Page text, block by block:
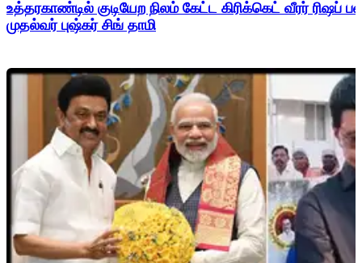
உத்தரகாண்டில் குடியேற நிலம் கேட்ட கிரிக்கெட் வீரர்
முதல்வர் புஷ்கர் சிங் தாமி